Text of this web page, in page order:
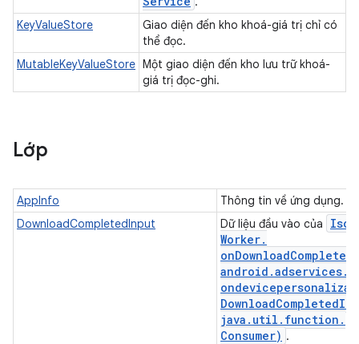
KeyValueStore
Giao diện đến kho khoá-giá trị chỉ có
thể đọc.
MutableKeyValueStore Một giao diện đến kho lưu trữ khoá-
giá trị đọc-ghi.
Lớp
AppInfo
Thông tin về ứng dụng.
DownloadCompletedInput
Dữ liệu đầu vào của
Worker.
onDownloadCompleted(
android .adservices.
DownloadCompleted
java . util . function .
Consumer) .